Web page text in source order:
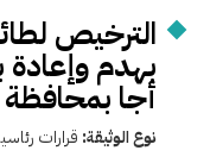
الترخيص
بهدم وإعادة
أجا بمحافظة
نوع الوثيقة: قرارات